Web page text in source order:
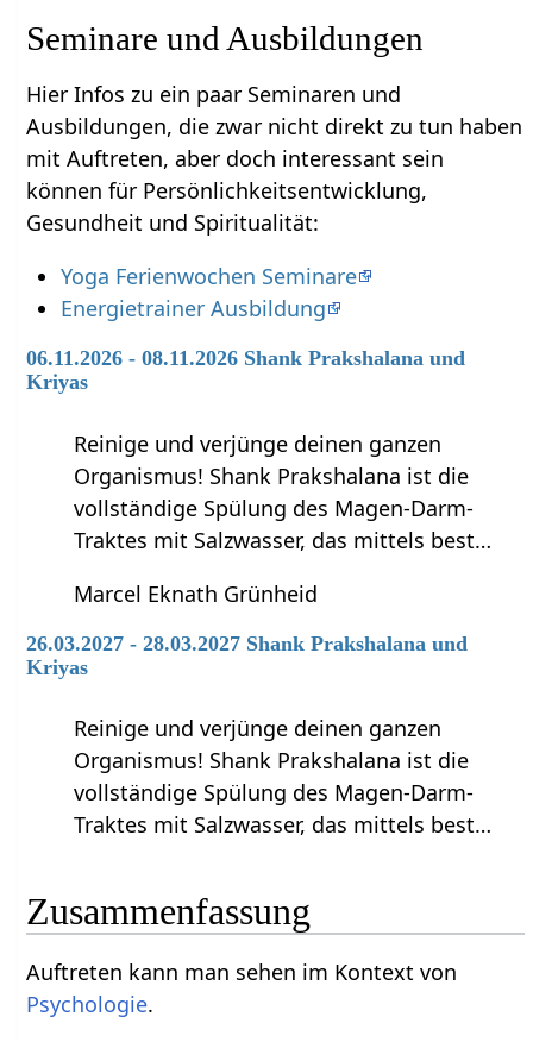
Seminare und Ausbildungen
Hier Infos zu ein paar Seminaren und
Ausbildungen, die zwar nicht direkt zu tun haben
mit Auftreten‏‎, aber doch interessant sein
können für Persönlichkeitsentwicklung,
Gesundheit und Spiritualität:
Yoga Ferienwochen Seminare
Energietrainer Ausbildung
06.11.2026 - 08.11.2026 Shank Prakshalana und
Kriyas
Reinige und verjünge deinen ganzen
Organismus! Shank Prakshalana ist die
vollständige Spülung des Magen-Darm-
Traktes mit Salzwasser, das mittels best…
Marcel Eknath Grünheid
26.03.2027 - 28.03.2027 Shank Prakshalana und
Kriyas
Reinige und verjünge deinen ganzen
Organismus! Shank Prakshalana ist die
vollständige Spülung des Magen-Darm-
Traktes mit Salzwasser, das mittels best…
Zusammenfassung
Auftreten‏‎ kann man sehen im Kontext von
Psychologie.